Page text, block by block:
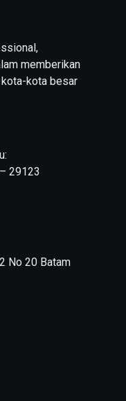
memberikan
kota besar
29123
No 20 Batam